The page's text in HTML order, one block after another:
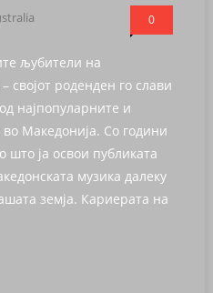
0
љубители на
својот роденден го слави
најпопуларните и
Македонија. Со години
што ја освои публиката
музика далеку
земја. Кариерата на